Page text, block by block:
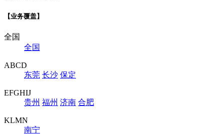
【业务覆盖】
全国
全国
ABCD
东莞 长沙 保定
EFGHIJ
贵州 福州 济南 合肥
KLMN
南宁